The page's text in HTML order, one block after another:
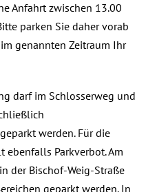
Anfahrt zwischen 13.00
parken Sie daher vorab
genannten Zeitraum Ihr
darf im Schlosserweg und
werden. Für die
Parkverbot. Am
der Bischof-Weig-Straße
geparkt werden. In